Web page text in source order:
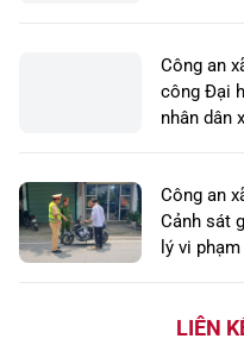
Công an
công Đại
nhân dân
Công an
Cảnh sát
lý vi
LIÊN